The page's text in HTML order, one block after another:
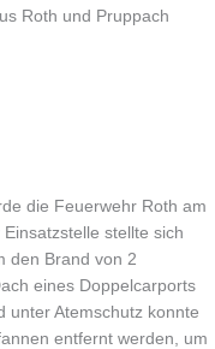
Roth und Pruppach
die Feuerwehr Roth am
stellte sich
den Brand von 2
eines Doppelcarports
unter Atemschutz konnte
entfernt werden, um